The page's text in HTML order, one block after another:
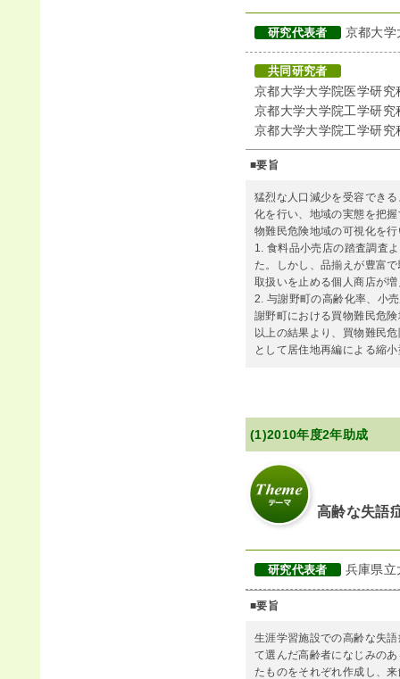
研究代表者 京都大
共同研究者
京都大学大学院医学研
京都大学大学院工学研
京都大学大学院工学研
■要旨
猛烈な人口減少を受容でき
化を行い、地域の実態を把
物難民危険地域の可視化を
1. 食料品小売店の踏査調査
た。しかし、品揃えが豊富
取扱いを止める個人商店が
2. 与謝野町の高齢化率、小
謝野町における買物難民危
以上の結果より、買物難民
として居住地再編による縮
(1)2010年度2年助成
高齢な失語
研究代表者 兵庫県
■要旨
生涯学習施設での高齢な失
て選んだ高齢者になじみの
たものをそれぞれ作成し、